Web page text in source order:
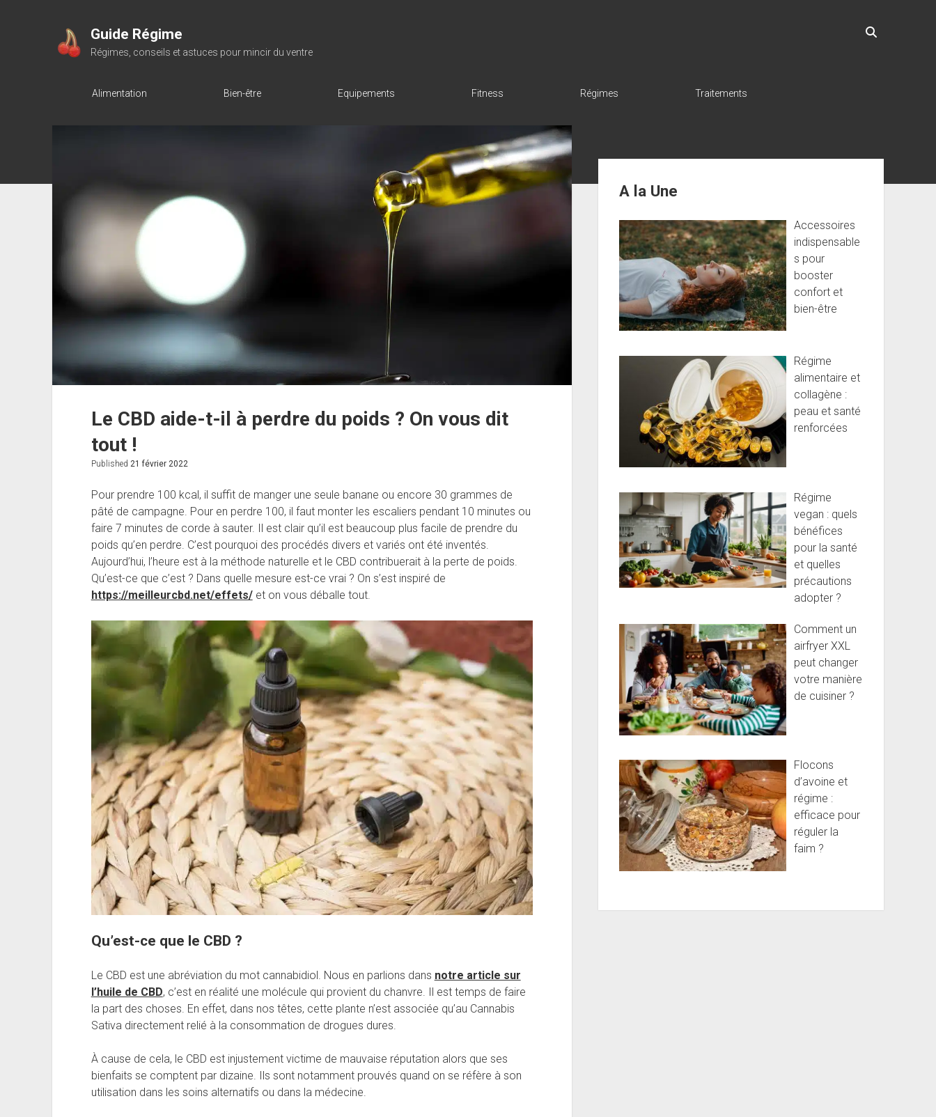
Guide Régime
Régimes, conseils et astuces pour mincir du ventre
Alimentation Bien-être Equipements Fitness Régimes Traitements
Le CBD aide-t-il à perdre du poids ? On vous dit
tout !
Published 21 février 2022
Pour prendre 100 kcal, il suffit de manger une seule banane ou encore 30 grammes de
pâté de campagne. Pour en perdre 100, il faut monter les escaliers pendant 10 minutes ou
faire 7 minutes de corde à sauter. Il est clair qu’il est beaucoup plus facile de prendre du
poids qu’en perdre. C’est pourquoi des procédés divers et variés ont été inventés.
Aujourd’hui, l’heure est à la méthode naturelle et le CBD contribuerait à la perte de poids.
Qu’est-ce que c’est ? Dans quelle mesure est-ce vrai ? On s’est inspiré de
https://meilleurcbd.net/effets/et on vous déballe tout.
Qu’est-ce que le CBD ?
Le CBD est une abréviation du mot cannabidiol. Nous en parlions dans notre article sur
l’huile de CBD, c’est en réalité une molécule qui provient du chanvre. Il est temps de faire
la part des choses. En effet, dans nos têtes, cette plante n’est associée qu’au Cannabis
Sativa directement relié à la consommation de drogues dures.
À cause de cela, le CBD est injustement victime de mauvaise réputation alors que ses
bienfaits se comptent par dizaine. Ils sont notamment prouvés quand on se réfère à son
utilisation dans les soins alternatifs ou dans la médecine.
A la Une
Accessoires
indispensable
s pour
booster
confort et
bien-être
Régime
alimentaire et
collagène :
peau et santé
renforcées
Régime
vegan : quels
bénéfices
pour la santé
et quelles
précautions
adopter ?
Comment un
airfryer XXL
peut changer
votre manière
de cuisiner ?
Flocons
d’avoine et
régime :
efficace pour
réguler la
faim ?